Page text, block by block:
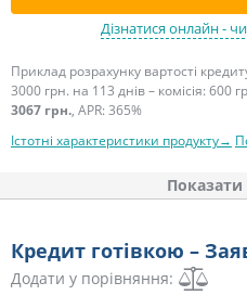
Дізнатися онлайн -
Приклад розрахунку вартості
3000 грн. на 113 днів – комісія: 600
3067 грн., APR: 365%
Істотні характеристики продукту→
Показати
Кредит готівкою –
Додати у порівняння: